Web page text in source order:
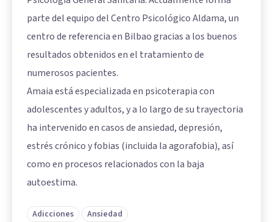
parte del equipo del Centro Psicológico Aldama, un
centro de referencia en Bilbao gracias a los buenos
resultados obtenidos en el tratamiento de
numerosos pacientes.
Amaia está especializada en psicoterapia con
adolescentes y adultos, y a lo largo de su trayectoria
ha intervenido en casos de ansiedad, depresión,
estrés crónico y fobias (incluida la agorafobia), así
como en procesos relacionados con la baja
autoestima.
Adicciones
Ansiedad